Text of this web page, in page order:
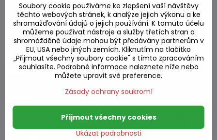
Alternativní produkty
Hovězí polévka s rýžovými nudlemi 55g
Skladem
18,17 Kč
Krémové nudle Carbonara YOUMI 99g
Soubory cookie používáme ke zlepšení vaší návštěvy
těchto webových stránek, k analýze jejich výkonu a ke
shromažďování údajů o jejich používání. K tomuto účelu
můžeme používat nástroje a služby třetích stran a
shromážděné údaje mohou být předávány partnerům v
EU, USA nebo jiných zemích. Kliknutím na tlačítko
„Přijmout všechny soubory cookie" s tímto zpracováním
souhlasíte. Podrobné informace naleznete níže nebo
můžete upravit své preference.
Zásady ochrany soukromí
Ukázat podrobnosti
Přijmout všechny cookies